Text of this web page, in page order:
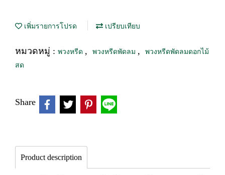
เพิ่มรายการโปรด เปรียบเทียบ
หมวดหมู่ : พวงหรีด , พวงหรีดพัดลม ,
พวงหรีดพัดลมดอกไม้
สด
Share
Product description